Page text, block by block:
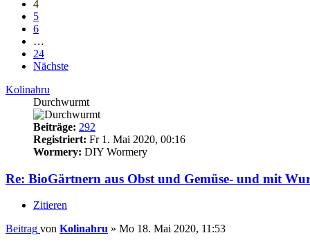
4
5
6
…
24
Nächste
Kolinahru
Durchwurmt
Beiträge: 292
Registriert: Fr 1. Mai 2020, 00:16
Wormery: DIY Wormery
Re: BioGärtnern aus Obst und Gemüse- und mit
Zitieren
Beitrag von Kolinahru » Mo 18. Mai 2020, 11:53